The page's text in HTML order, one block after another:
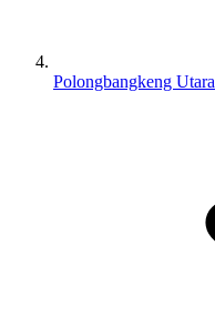
Polongbangkeng Utara